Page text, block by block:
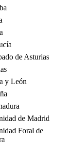
de Asturias
y León
de Madrid
Foral de